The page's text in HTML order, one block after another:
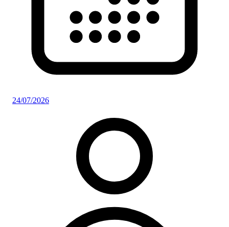
24/07/2026